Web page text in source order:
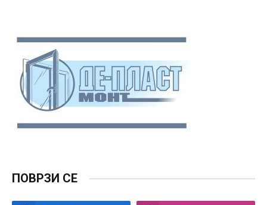
ПОВРЗИ СЕ